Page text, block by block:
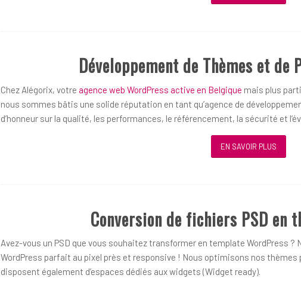
Développement de Thèmes et de
Chez Alégorix, votre agence web WordPress active en Belgique mais plus
nous sommes bâtis une solide réputation en tant qu’agence de
d’honneur sur la qualité, les performances, le référencement, la sécurité et
EN SAVOIR PLUS
Conversion de fichiers PSD en
Avez-vous un PSD que vous souhaitez transformer en template WordPress ?
WordPress parfait au pixel près et responsive ! Nous optimisons nos thèmes
disposent également d’espaces dédiés aux widgets (Widget ready).